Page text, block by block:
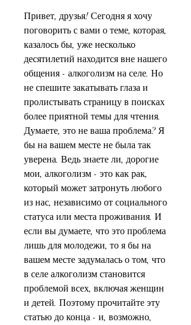
Привет, друзья! Сегодня я хочу
поговорить с вами о теме, которая,
казалось бы, уже несколько
десятилетий находится вне нашего
общения - алкоголизм на селе. Но
не спешите закатывать глаза и
пролистывать страницу в поисках
более приятной темы для чтения.
Думаете, это не ваша проблема? Я
бы на вашем месте не была так
уверена. Ведь знаете ли, дорогие
мои, алкоголизм - это как рак,
который может затронуть любого
из нас, независимо от социального
статуса или места проживания. И
если вы думаете, что это проблема
лишь для молодежи, то я бы на
вашем месте задумалась о том, что
в селе алкоголизм становится
проблемой всех, включая женщин
и детей. Поэтому прочитайте эту
статью до конца - и, возможно,